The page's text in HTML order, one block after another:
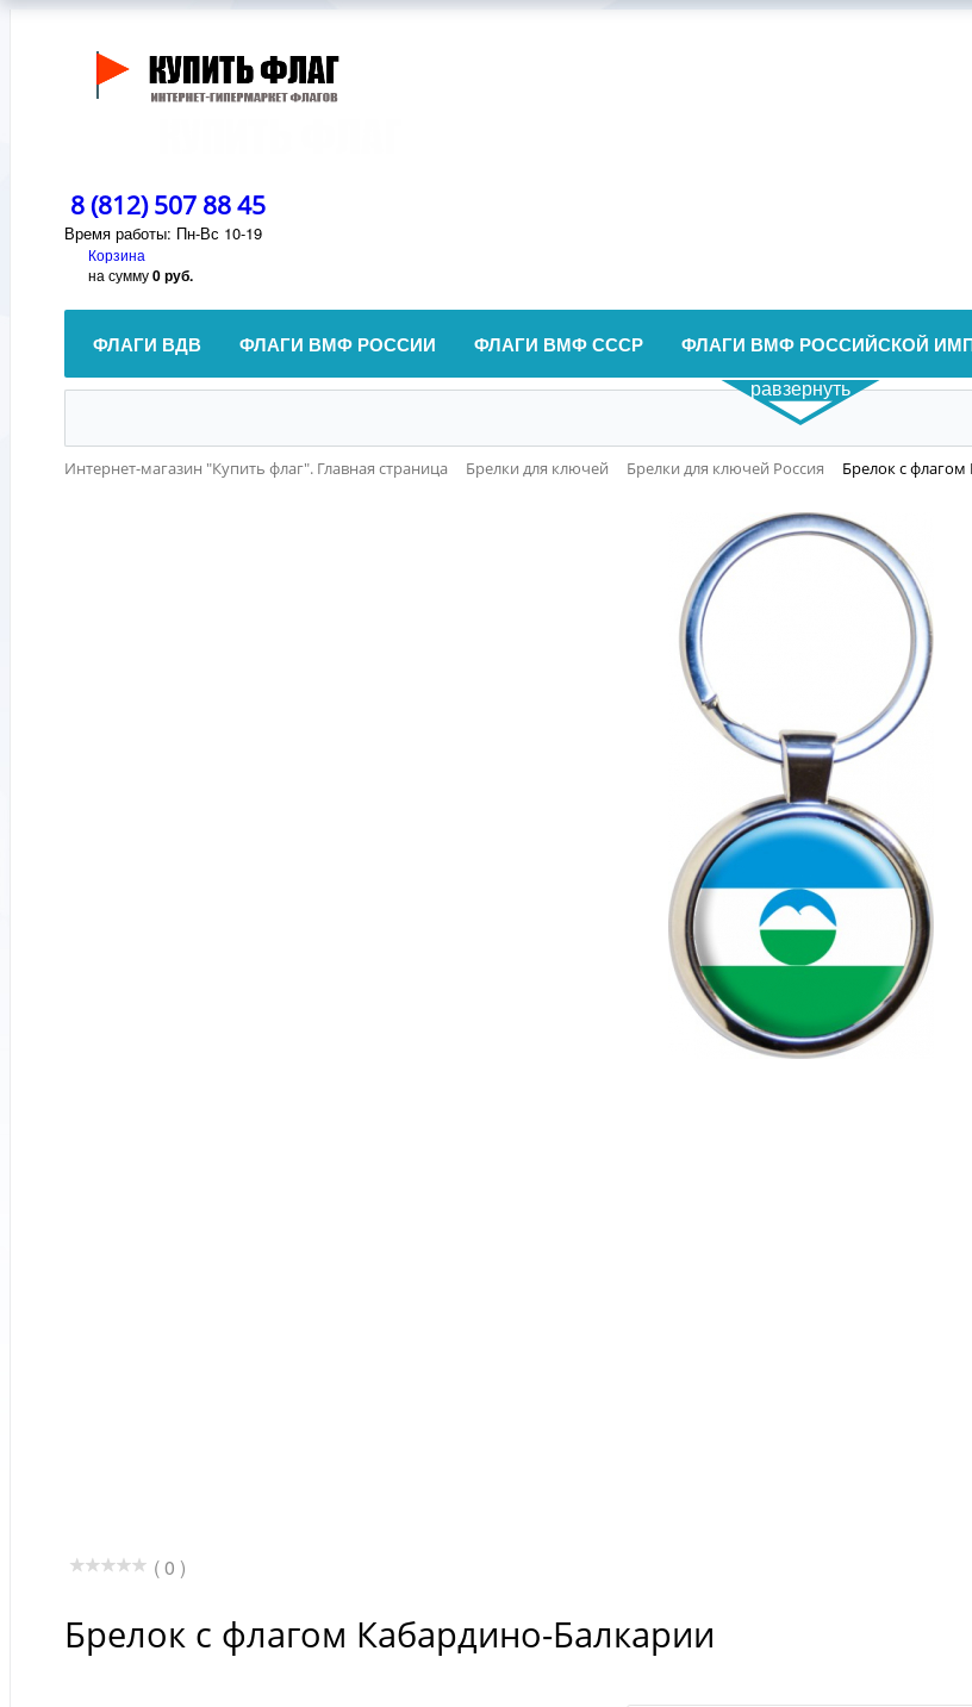
8 (812) 507 88 45
Время работы: Пн-Вс 10-19
Корзина
на сумму0 руб.
ФЛАГИ ВДВ ФЛАГИ ВМФ РОССИИ ФЛАГИ ВМФ СССР ФЛАГИ ВМФ РОССИЙСКОЙ
равзернуть
Интернет-магазин "Купить флаг". Главная страница Брелки для ключей Брелки для ключей Россия Брелок с
( 0 )
Брелок с флагом Кабардино-Балкарии